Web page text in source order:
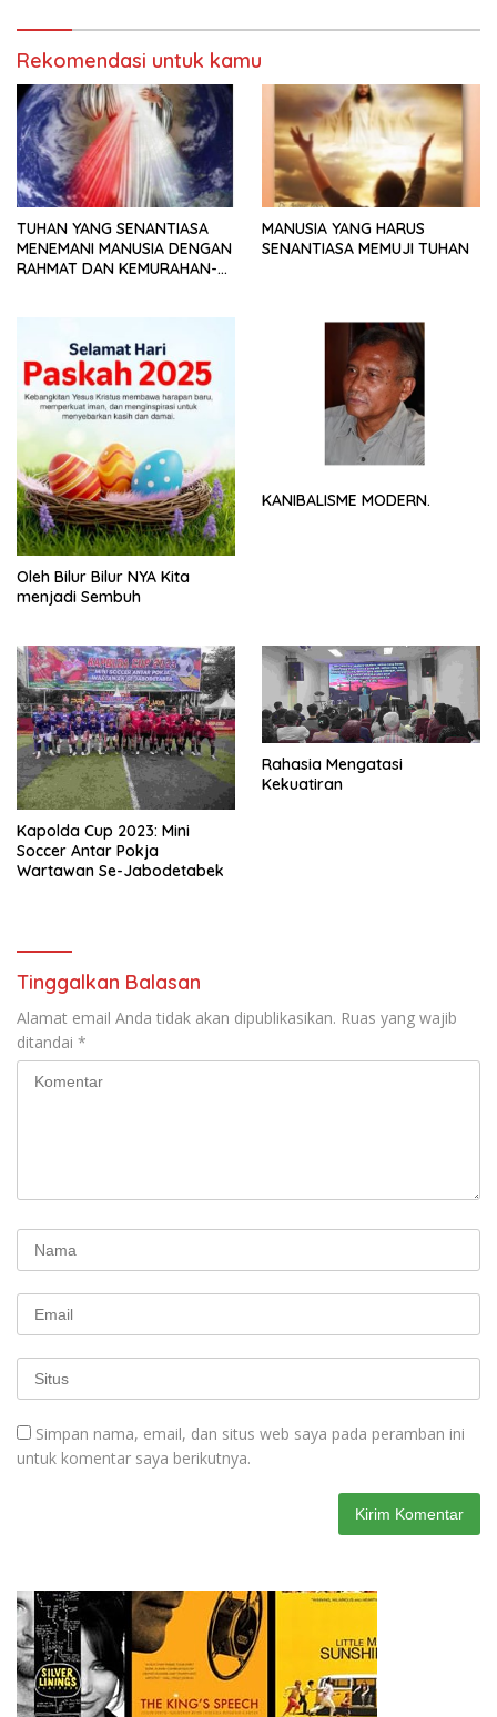
Rekomendasi untuk kamu
TUHAN YANG SENANTIASA
MENEMANI MANUSIA DENGAN
RAHMAT DAN KEMURAHAN-
MANUSIA YANG HARUS
SENANTIASA MEMUJI TUHAN
Oleh Bilur Bilur NYA Kita
menjadi Sembuh
KANIBALISME MODERN.
Kapolda Cup 2023: Mini
Soccer Antar Pokja
Wartawan Se-Jabodetabek
Rahasia Mengatasi
Kekuatiran
Tinggalkan Balasan
Alamat email Anda tidak akan dipublikasikan. Ruas yang wajib
ditandai *
Simpan nama, email, dan situs web saya pada peramban ini
untuk komentar saya berikutnya.